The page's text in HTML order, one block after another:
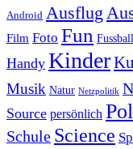
Android Ausflug
Film Foto Fun Fussball
Handy Kinder
Musik Natur Netzpolitik
Source persönlich
Schule Science